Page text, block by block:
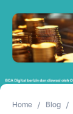
Home Blog